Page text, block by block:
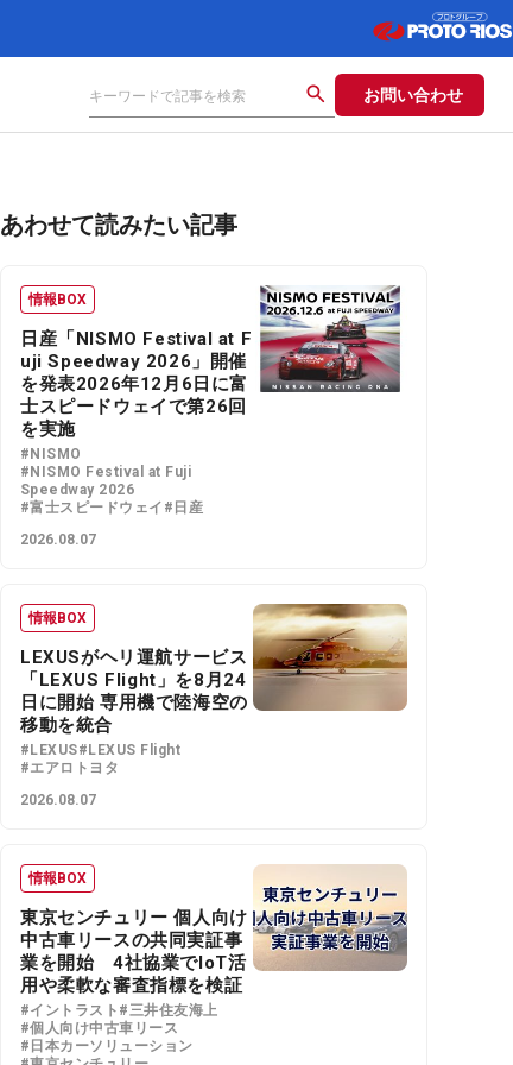
お問い合わせ
あわせて読みたい記事
情報BOX
日産「NISMO Festival at F
uji Speedway 2026」開催
を発表2026年12月6日に富
士スピードウェイで第26回
を実施
#NISMO
#NISMO Festival at Fuji
Speedway 2026
#富士スピードウェイ #日産
2026.08.07
情報BOX
LEXUSがヘリ運航サービス
「LEXUS Flight」を8月24
日に開始 専用機で陸海空の
移動を統合
#LEXUS#LEXUS Flight
#エアロトヨタ
2026.08.07
情報BOX
東京センチュリー 個人向け
中古車リースの共同実証事
業を開始 4社協業でIoT活
用や柔軟な審査指標を検証
#イントラスト #三井住友海上
#個人向け中古車リース
#日本カーソリューション